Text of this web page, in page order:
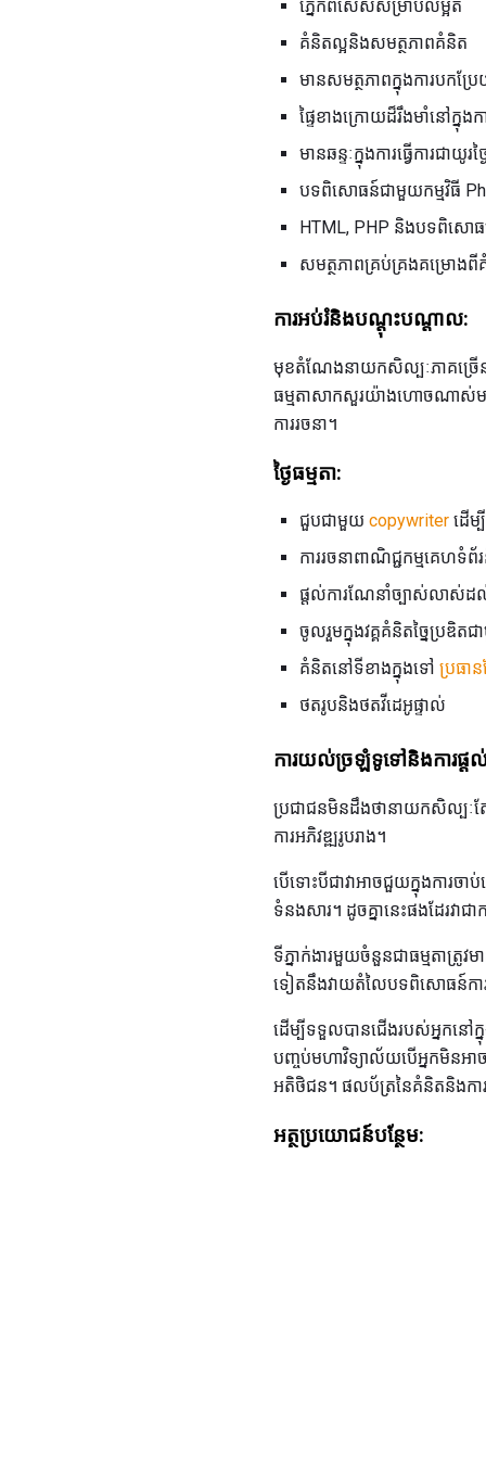
ភ្នែកពិសេសសម្រាប់លម្អិត
គំនិតល្អនិងសមត្ថភាពគំនិត
មានសមត្ថភាពក្នុងការបកប្រ
ផ្ទៃខាងក្រោយដ៏រឹងមាំនៅក្នុងក
មានឆន្ទៈក្នុងការធ្វើការជាយូ
បទពិសោធន៍ជាមួយកម្មវិធី
HTML, PHP និងបទពិសោធផ្
សមត្ថភាពគ្រប់គ្រងគម្រោងពី
ការអប់រំនិងបណ្តុះបណ្តាល:
មុខតំណែងនាយកសិល្បៈភាគច្រើនត
ធម្មតាសាកសួរយ៉ាងហោចណាស់ម
ការរចនា។
ថ្ងៃ​ធម្មតា:
ជួបជាមួយ copywriter ដើម្
ការរចនាពាណិជ្ជកម្មគេហទំព័
ផ្តល់ការណែនាំច្បាស់លាស់ដល់
ចូលរួមក្នុងវគ្គគំនិតច្នៃប្រឌិត
គំនិតនៅទីខាងក្នុងទៅ ប្រធាន
ថតរូបនិងថតវីដេអូផ្ទាល់
ការយល់ច្រឡំទូទៅនិងការផ្
ប្រជាជនមិនដឹងថានាយកសិល្បៈ
ការអភិវឌ្ឍរូបរាង។
បើទោះបីជាវាអាចជួយក្នុងការច
ទំនងសារ។ ដូចគ្នានេះផងដែរវាជ
ទីភ្នាក់ងារមួយចំនួនជាធម្មតាត្រូវ
ទៀតនឹងវាយតំលៃបទពិសោធន៍កា
ដើម្បីទទួលបានជើងរបស់អ្នកនៅក្
បញ្ចប់មហាវិទ្យាល័យបើអ្នកមិនអា
អតិថិជន។ ផលប័ត្រនៃគំនិតនិងកា
អត្ថប្រយោជន៍​បន្ថែម: